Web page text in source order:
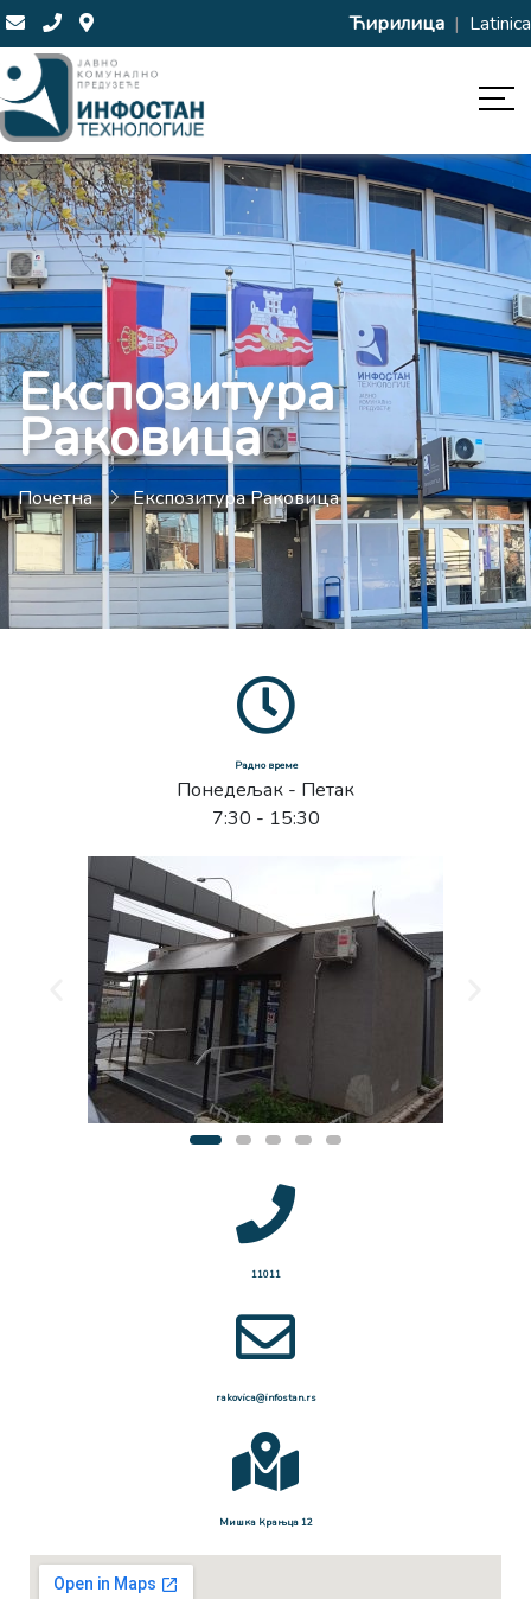
Ћирилица | Latinica
Експозитура
Раковица
Почетна Експозитура Раковица
Радно време
Понедељак - Петак
7:30 - 15:30
11011
rakovica@infostan.rs
Мишка Крањца 12